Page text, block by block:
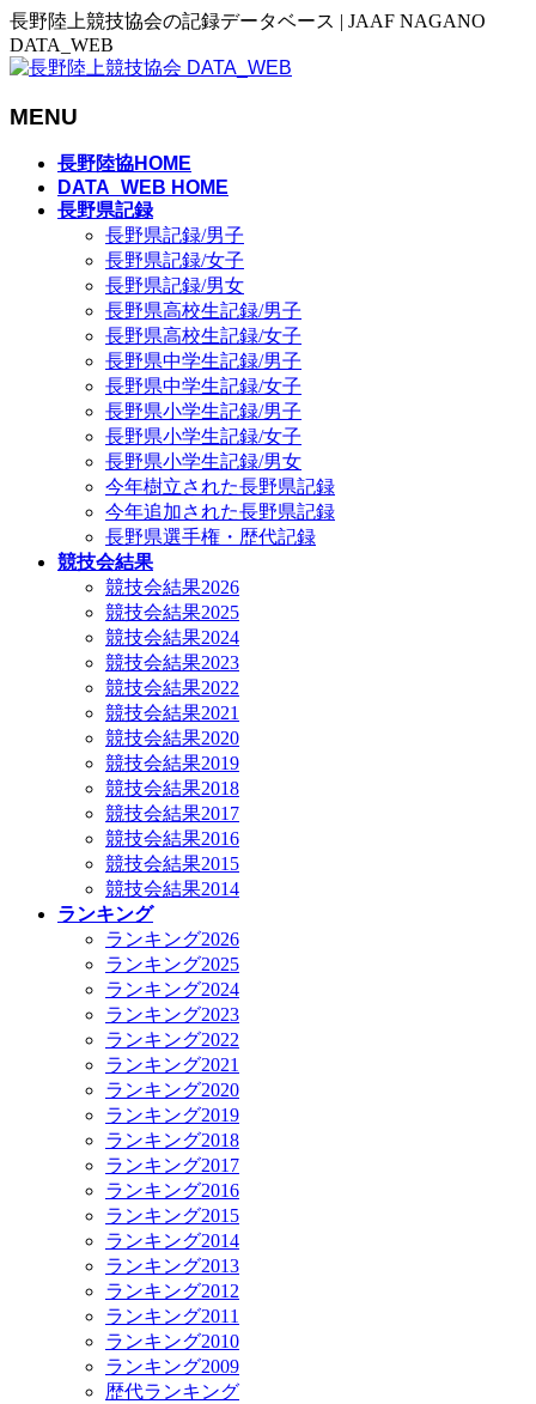
長野陸上競技協会の記録データベース | JAAF NAGANO
DATA_WEB
MENU
長野陸協HOME
DATA_WEB HOME
長野県記録
長野県記録/男子
長野県記録/女子
長野県記録/男女
長野県高校生記録/男子
長野県高校生記録/女子
長野県中学生記録/男子
長野県中学生記録/女子
長野県小学生記録/男子
長野県小学生記録/女子
長野県小学生記録/男女
今年樹立された長野県記録
今年追加された長野県記録
長野県選手権・歴代記録
競技会結果
競技会結果2026
競技会結果2025
競技会結果2024
競技会結果2023
競技会結果2022
競技会結果2021
競技会結果2020
競技会結果2019
競技会結果2018
競技会結果2017
競技会結果2016
競技会結果2015
競技会結果2014
ランキング
ランキング2026
ランキング2025
ランキング2024
ランキング2023
ランキング2022
ランキング2021
ランキング2020
ランキング2019
ランキング2018
ランキング2017
ランキング2016
ランキング2015
ランキング2014
ランキング2013
ランキング2012
ランキング2011
ランキング2010
ランキング2009
歴代ランキング